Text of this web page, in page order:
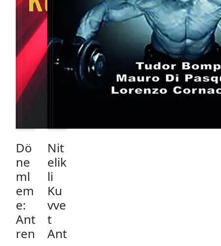
Dö
ne
ml
em
e:
Ant
ren
Nit
elik
li
Ku
vve
t
Ant